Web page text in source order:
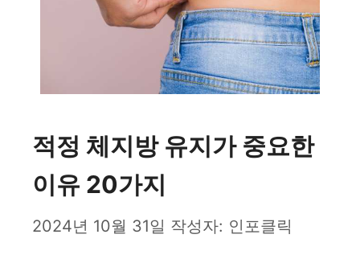
적정 체지방 유지가 중요한
이유 20가지
2024년 10월 31일 작성자: 인포클릭